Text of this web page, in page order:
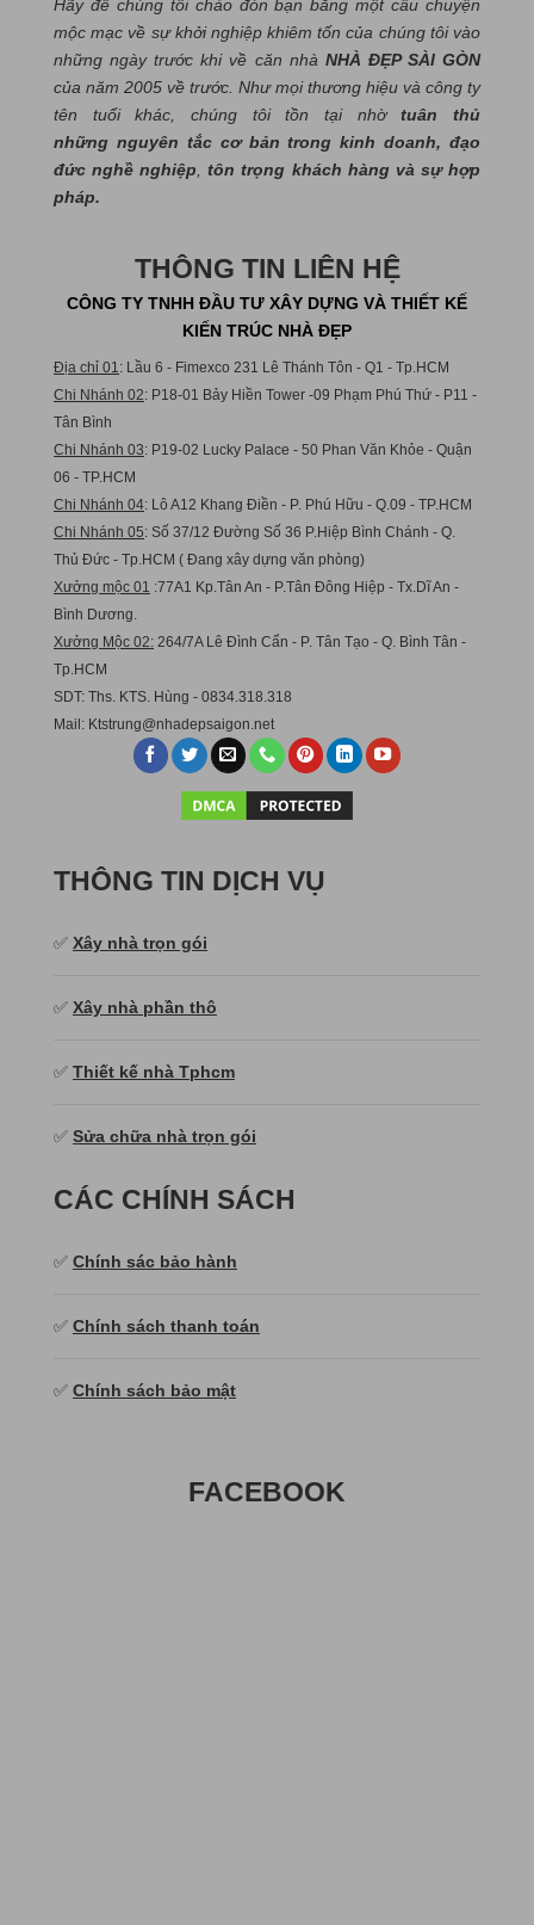
Hãy để chúng tôi chào đón bạn bằng một câu chuyện
mộc mạc về sự khởi nghiệp khiêm tốn của chúng tôi vào
những ngày trước khi về căn nhà NHÀ ĐẸP SÀI GÒN
của năm 2005 về trước. Như mọi thương hiệu và công ty
tên tuổi khác, chúng tôi tồn tại nhờtuân thủ
những nguyên tắc cơ bản trong kinh doanh, đạo
đức nghề nghiệp ,tôn trọng khách hàng và sự hợp
pháp.
THÔNG TIN LIÊN HỆ
CÔNG TY TNHH ĐẦU TƯ XÂY DỰNG VÀ THIẾT KẾ
KIẾN TRÚC NHÀ ĐẸP
Địa chỉ 01 : Lầu 6 - Fimexco 231 Lê Thánh Tôn - Q1 - Tp.HCM
Chi Nhánh 02: P18-01 Bảy Hiền Tower -09 Phạm Phú Thứ - P11 -
Tân Bình
Chi Nhánh 03: P19-02 Lucky Palace - 50 Phan Văn Khỏe - Quận
06 - TP.HCM
Chi Nhánh 04: Lô A12 Khang Điền - P. Phú Hữu - Q.09 - TP.HCM
Chi Nhánh 05: Số 37/12 Đường Số 36 P.Hiệp Bình Chánh - Q.
Thủ Đức - Tp.HCM ( Đang xây dựng văn phòng)
Xưởng mộc 01
:77A1 Kp.Tân An - P.Tân Đông Hiệp - Tx.Dĩ An -
Bình Dương.
Xưởng Mộc 02: 264/7A Lê Đình Cẩn - P. Tân Tạo - Q. Bình Tân -
Tp.HCM
SDT: Ths. KTS. Hùng - 0834.318.318
Mail: Ktstrung@nhadepsaigon.net
THÔNG TIN DỊCH VỤ
✅ Xây nhà trọn gói
✅ Xây nhà phần thô
✅ Thiết kế nhà Tphcm
✅ Sửa chữa nhà trọn gói
CÁC CHÍNH SÁCH
✅ Chính sác bảo hành
✅ Chính sách thanh toán
✅ Chính sách bảo mật
FACEBOOK